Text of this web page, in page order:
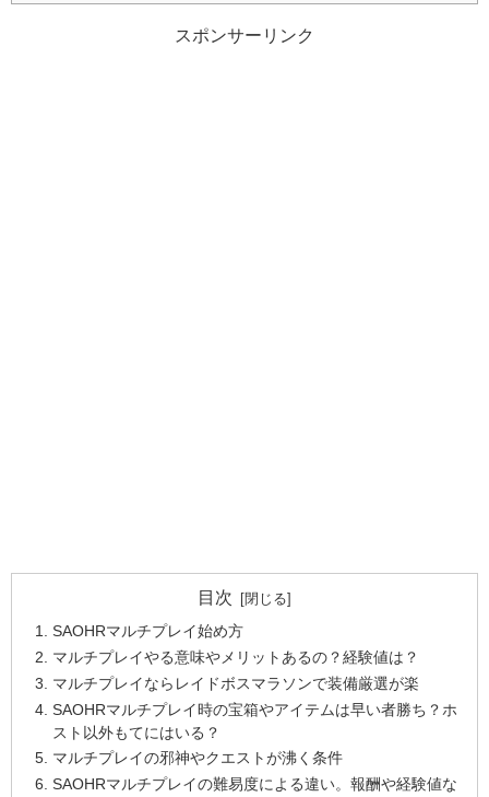
スポンサーリンク
目次
SAOHRマルチプレイ始め方
マルチプレイやる意味やメリットあるの？経験値は？
マルチプレイならレイドボスマラソンで装備厳選が楽
SAOHRマルチプレイ時の宝箱やアイテムは早い者勝ち？ホ
スト以外もてにはいる？
マルチプレイの邪神やクエストが沸く条件
SAOHRマルチプレイの難易度による違い。報酬や経験値な